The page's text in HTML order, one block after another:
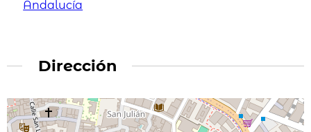
Andalucía
Dirección